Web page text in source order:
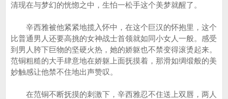
清现在与梦幻的恍惚之中，生怕一松手这个美梦就醒了。
辛西雅被他紧紧地揽入怀中，在这个巨汉的怀抱里，这个
比普通男人还要高挑的女神战士首领就如同小女人一般。感受
到男人胯下巨物的坚硬火热，她的娇躯也不禁变得滚烫起来。
范铜粗糙的大手肆意地在娇躯上面抚摸着，那滑如绸缎般的美
妙触感让他禁不住地出声赞叹。
在范铜不断抚摸的刺激下，辛西雅忍不住送上双唇，两人